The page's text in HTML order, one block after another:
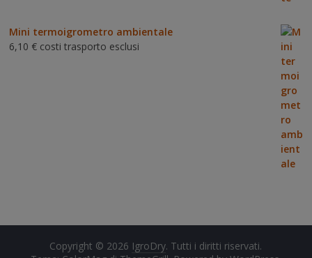
Mini termoigrometro ambientale
6,10 € costi trasporto esclusi
Copyright © 2026 IgroDry. Tutti i diritti riservati.